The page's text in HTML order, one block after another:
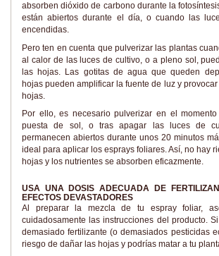
absorben dióxido de carbono durante la
están abiertos durante el día, o cuando las
encendidas.
Pero ten en cuenta que pulverizar las plantas
al calor de las luces de cultivo, o a pleno sol,
las hojas. Las gotitas de agua que queden
hojas pueden amplificar la fuente de luz y
hojas.
Por ello, es necesario pulverizar en el
puesta de sol, o tras apagar las luces de
permanecen abiertos durante unos 20 minutos
ideal para aplicar los esprays foliares. Así, no hay
hojas y los nutrientes se absorben eficazmente.
USA UNA DOSIS ADECUADA DE
EFECTOS DEVASTADORES
Al preparar la mezcla de tu espray foliar,
cuidadosamente las instrucciones del producto.
demasiado fertilizante (o demasiados pesticidas
riesgo de dañar las hojas y podrías matar a tu